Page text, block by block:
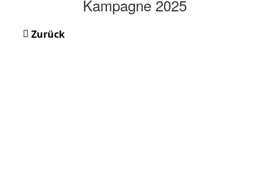
Kampagne 2025
Zurück